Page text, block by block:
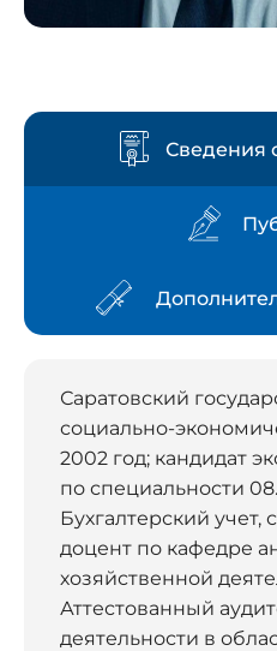
Сведения
Саратовский
социально-
2002 год; кандидат
по специальности
Бухгалтерский учет,
доцент по кафедре
хозяйственной
Аттестованный
деятельности в